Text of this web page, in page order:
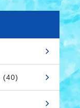
(40)